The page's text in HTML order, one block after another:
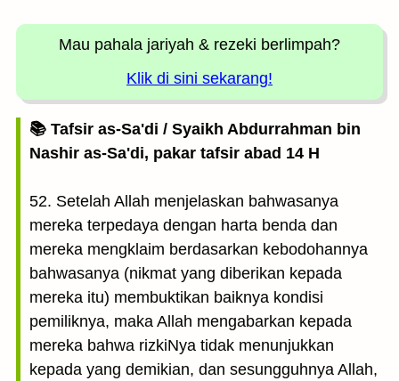
Mau pahala jariyah & rezeki berlimpah?
Klik di sini sekarang!
📚 Tafsir as-Sa'di / Syaikh Abdurrahman bin
Nashir as-Sa'di, pakar tafsir abad 14 H
52. Setelah Allah menjelaskan bahwasanya
mereka terpedaya dengan harta benda dan
mereka mengklaim berdasarkan kebodohannya
bahwasanya (nikmat yang diberikan kepada
mereka itu) membuktikan baiknya kondisi
pemiliknya, maka Allah mengabarkan kepada
mereka bahwa rizkiNya tidak menunjukkan
kepada yang demikian, dan sesungguhnya Allah,